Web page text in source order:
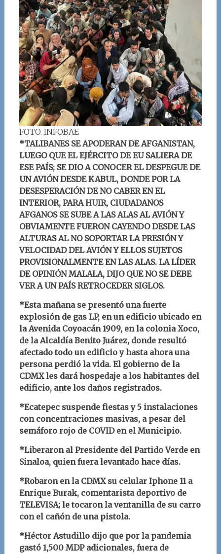
FOTO. INFOBAE
*TALIBANES SE APODERAN DE AFGANISTAN,
LUEGO QUE EL EJÉRCITO DE EU SALIERA DE
ESE PAÍS; SE DIO A CONOCER EL DESPEGUE DE
UN AVIÓN DESDE KABUL, DONDE POR LA
DESESPERACIÓN DE NO CABER EN EL
INTERIOR, PARA HUIR, CIUDADANOS
AFGANOS SE SUBE A LAS ALAS AL AVIÓN Y
OBVIAMENTE FUERON CAYENDO DESDE LAS
ALTURAS AL NO SOPORTAR LA PRESIÓN Y
VELOCIDAD DEL AVIÓN Y ELLOS SUJETOS
PROVISIONALMENTE EN LAS ALAS. LA LÍDER
DE OPINIÓN MALALA, DIJO QUE NO SE DEBE
VER A UN PAÍS RETROCEDER SIGLOS.
*Esta mañana se presentó una fuerte
explosión de gas LP, en un edificio ubicado en
la Avenida Coyoacán 1909, en la colonia Xoco,
de la Alcaldía Benito Juárez, donde resultó
afectado todo un edificio y hasta ahora una
persona perdió la vida. El gobierno de la
CDMX les dará hospedaje a los habitantes del
edificio, ante los daños registrados.
*Ecatepec suspende fiestas y 5 instalaciones
con concentraciones masivas, a pesar del
semáforo rojo de COVID en el Municipio.
*Liberaron al Presidente del Partido Verde en
Sinaloa, quien fuera levantado hace días.
*Robaron en la CDMX su celular Iphone 11 a
Enrique Burak, comentarista deportivo de
TELEVISA; le tocaron la ventanilla de su carro
con el cañón de una pistola.
*Héctor Astudillo dijo que por la pandemia
gastó 1,500 MDP adicionales, fuera de